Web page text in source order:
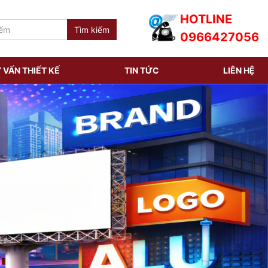
HOTLINE
0966427056
VẤN THIẾT KẾ TIN TỨC LIÊN HỆ